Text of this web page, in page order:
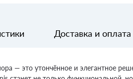
Доставка и оплата
— это утончённое и элегантное